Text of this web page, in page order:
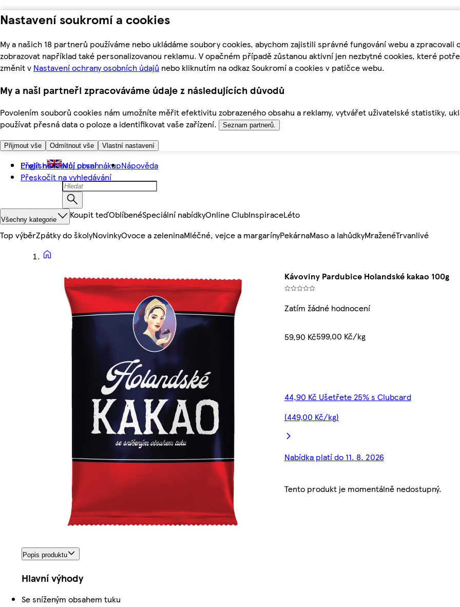
Nastavení soukromí a cookies
My a našich 18 partnerů používáme nebo ukládáme soubory cookies, abychom zajistili správné fungování webu a
zobrazovat například také personalizovanou reklamu. V opačném případě zůstanou aktivní jen nezbytné cookies, které
změnit v Nastavení ochrany osobních údajů nebo kliknutím na odkaz Soukromí a cookies v patičce webu.
My a naši partneři zpracováváme údaje z následujících důvodů
Povolením souborů cookies nám umožníte měřit efektivitu zobrazeného obsahu a reklamy, vytvářet uživatelské statistiky,
používat přesná data o poloze a identifikovat vaše zařízení.
Seznam partnerů.
Přijmout vše Odmítnout vše Vlastní nastavení
Přejít na hlavní obsah
Přeskočit na vyhledávání
English Můj první nákupNápověda
Všechny kategorie Koupit teďOblíbenéSpeciální nabídkyOnline ClubInspiraceLéto
Top výběrZpátky do školyNovinkyOvoce a zeleninaMléčné, vejce a margarínyPekárnaMaso a lahůdkyMraženéTrvanlivé
Kávoviny Pardubice Holandské kakao 100g
Zatím žádné hodnocení
59,90 Kč599,00 Kč/kg
44,90 Kč Ušetřete 25% s Clubcard
(449,00 Kč/kg)
Nabídka platí do 11. 8. 2026
Tento produkt je momentálně nedostupný.
Popis produktu
Hlavní výhody
Se sníženým obsahem tuku